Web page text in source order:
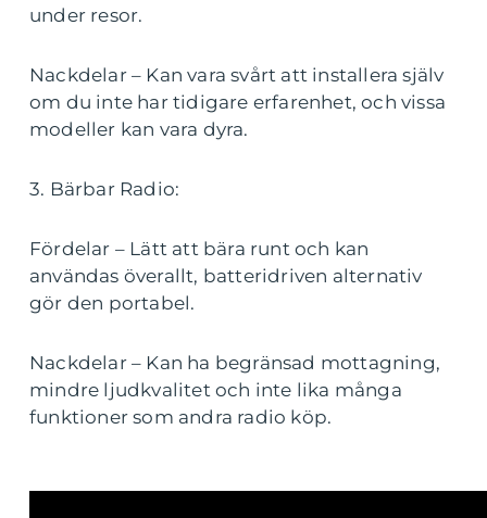
under resor.
Nackdelar – Kan vara svårt att installera själv
om du inte har tidigare erfarenhet, och vissa
modeller kan vara dyra.
3. Bärbar Radio:
Fördelar – Lätt att bära runt och kan
användas överallt, batteridriven alternativ
gör den portabel.
Nackdelar – Kan ha begränsad mottagning,
mindre ljudkvalitet och inte lika många
funktioner som andra radio köp.